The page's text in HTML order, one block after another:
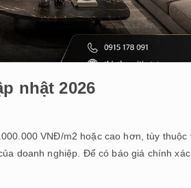
nhật 2026
VNĐ/m2 hoặc cao hơn, tùy thuộc
doanh nghiệp. Để có báo giá chính xác